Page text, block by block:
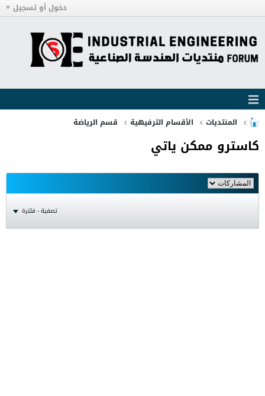
دخول أو تسجيل
المنتديات الأقسام الترفيهية قسم الرياضة
كاسترو ممكن ياتي
تصفية - فلترة